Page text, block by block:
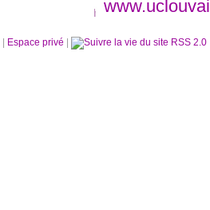
Espace privé RSS 2.0